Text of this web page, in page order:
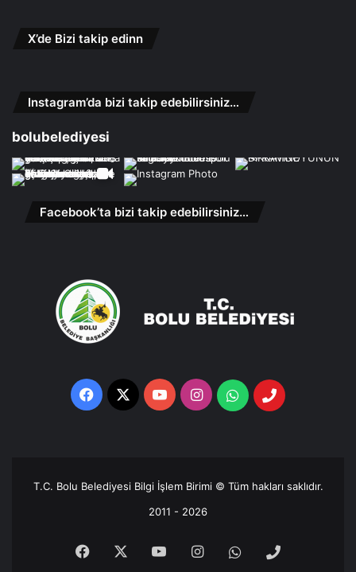
X’de Bizi takip edinn
Instagram’da bizi takip edebilirsiniz…
bolubelediyesi
Facebook’ta bizi takip edebilirsiniz…
Facebook
X YouTubeInstagramWhatsappTelefon
T.C. Bolu Belediyesi Bilgi İşlem Birimi © Tüm hakları saklıdır.
2011 - 2026
Facebook YouTubeInstagramWhatsappTelefon